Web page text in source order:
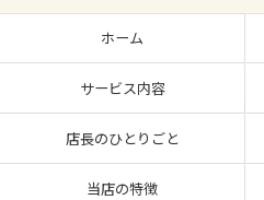
ホーム
サービス内容
店長のひとりごと
当店の特徴